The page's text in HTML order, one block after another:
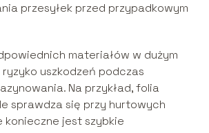
przesyłek przed przypadkowym
materiałów w dużym
uszkodzeń podczas
Na przykład, folia
sprawdza się przy hurtowych
konieczne jest szybkie